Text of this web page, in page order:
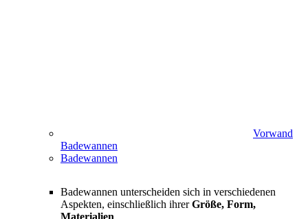
Vorwand
Badewannen
Badewannen
Badewannen unterscheiden sich in verschiedenen
Aspekten, einschließlich ihrerGröße, Form,
Materialien